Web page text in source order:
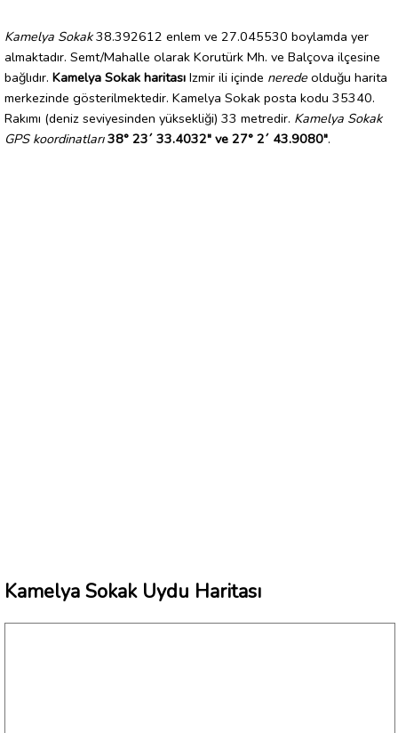
Kamelya Sokak38.392612 enlem ve 27.045530 boylamda yer
almaktadır. Semt/Mahalle olarak Korutürk Mh. ve Balçova ilçesine
bağlıdır. Kamelya Sokak haritası Izmir ili içinde nerede olduğu harita
merkezinde gösterilmektedir. Kamelya Sokak posta kodu 35340.
Rakımı (deniz seviyesinden yüksekliği) 33 metredir. Kamelya Sokak
GPS koordinatları 38° 23´ 33.4032" ve 27° 2´ 43.9080".
Kamelya Sokak Uydu Haritası